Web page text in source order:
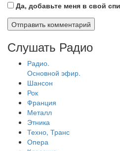
Да, добавьте меня в свой
Слушать Радио
Радио.
Основной эфир.
Шансон
Рок
Франция
Металл
Этника
Техно, Транс
Опера